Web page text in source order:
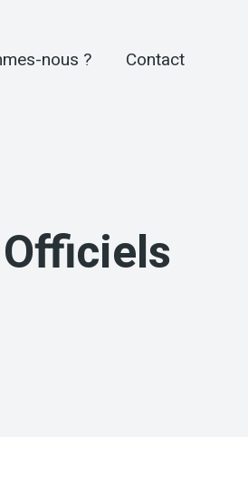
nous ? Contact